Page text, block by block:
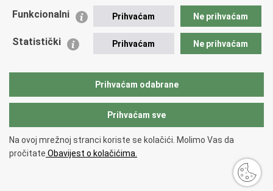
Policijska akademija
Zaklada policijske solidarnosti
Sindikati
Copyright © 2026 Ravnateljstvo policije.
pristupačnosti.
Funkcionalni Prihvaćam Ne prihvaćam
Statistički Prihvaćam Ne prihvaćam
Prihvaćam odabrane
Prihvaćam sve
Na ovoj mrežnoj stranci koriste se kolačići. Molimo Vas da
pročitate Obavijest o kolačićima.